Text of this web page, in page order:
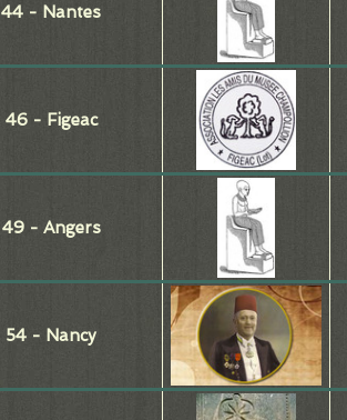
44 - Nantes
46 - Figeac
49 - Angers
54 - Nancy